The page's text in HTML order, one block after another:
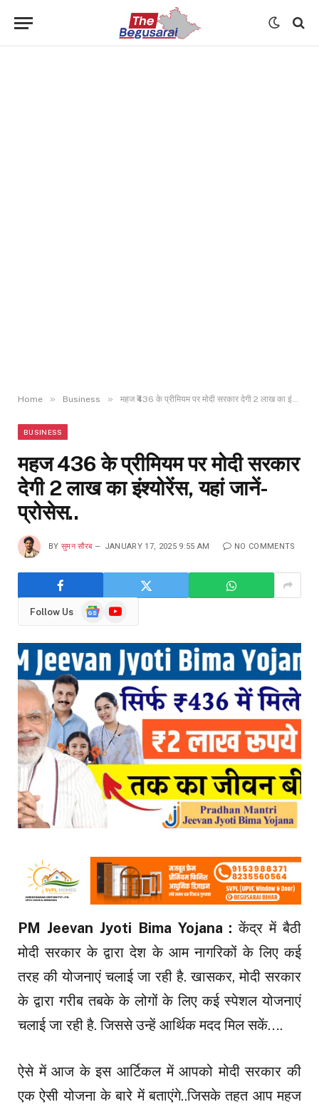
Home » Business » महज ₹436 के प्रीमियम पर मोदी सरकार देगी 2 लाख का इंश्योरेंस, यहां जानें- प्रोसेस..
BUSINESS
महज ₹436 के प्रीमियम पर मोदी सरकार
देगी 2 लाख का इंश्योरेंस, यहां जानें-
प्रोसेस..
BY सुमन सौरब JANUARY 17, 2025 9:55 AM NO COMMENTS
Follow Us
GoogleYouTube
PM Jeevan Jyoti Bima Yojana :केंद्र में बैठी
मोदी सरकार के द्वारा देश के आम नागरिकों के लिए कई
तरह की योजनाएं चलाई जा रही है. खासकर, मोदी सरकार
के द्वारा गरीब तबके के लोगों के लिए कई स्पेशल योजनाएं
चलाई जा रही है. जिससे उन्हें आर्थिक मदद मिल सकें….
ऐसे में आज के इस आर्टिकल में आपको मोदी सरकार की
एक ऐसी योजना के बारे में बताएंगे..जिसके तहत आप महज